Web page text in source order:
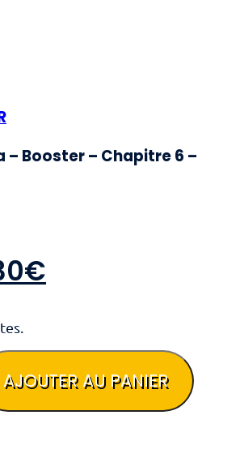
– Booster – Chapitre 6 –
€
AJOUTER AU PANIER